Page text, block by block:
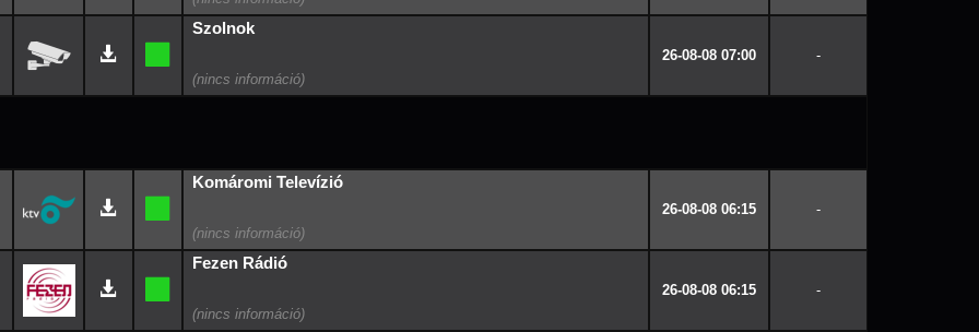
Szolnok
26-08-08 07:00 -
Komáromi Televízió
26-08-08 06:15 -
Fezen Rádió
26-08-08 06:15 -